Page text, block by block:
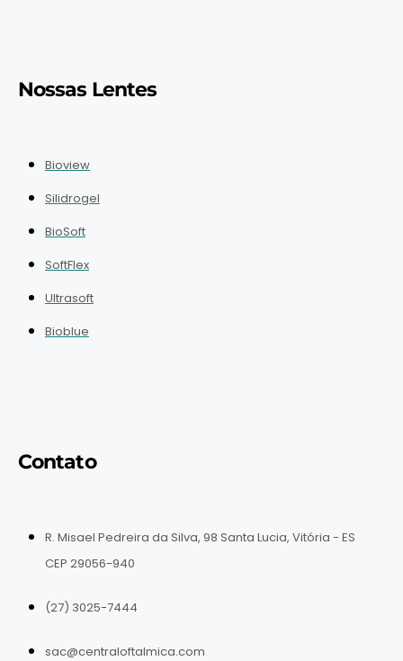
Nossas Lentes
Bioview
Silidrogel
BioSoft
SoftFlex
Ultrasoft
Bioblue
Contato
R. Misael Pedreira da Silva, 98 Santa Lucia, Vitória - ES
CEP 29056-940
(27) 3025-7444
sac@centraloftalmica.com